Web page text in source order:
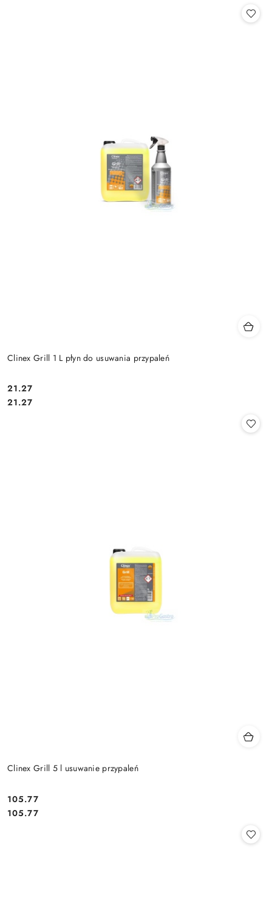
Clinex Grill 1 L płyn do usuwania przypaleń
Cena:
21.27
Cena:
21.27
Clinex Grill 5 l usuwanie przypaleń
Cena:
105.77
Cena:
105.77